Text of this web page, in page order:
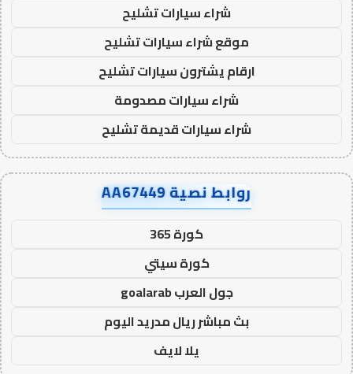
شراء سيارات تشليح
موقع شراء سيارات تشليح
ارقام يشترون سيارات تشليح
شراء سيارات مصدومة
شراء سيارات قديمة تشليح
روابط نصية AA67449
كورة 365
كورة سيتي
جول العرب goalarab
بث مباشر ريال مدريد اليوم
يلا لايف